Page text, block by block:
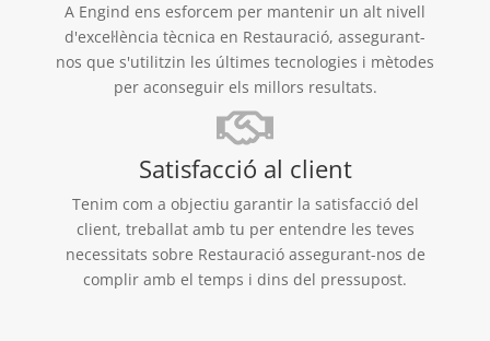
A Engind ens esforcem per mantenir un alt nivell
d'excel·lència tècnica en Restauració, assegurant-
nos que s'utilitzin les últimes tecnologies i mètodes
per aconseguir els millors resultats.
Satisfacció al client
Tenim com a objectiu garantir la satisfacció del
client, treballat amb tu per entendre les teves
necessitats sobre Restauració assegurant-nos de
complir amb el temps i dins del pressupost.